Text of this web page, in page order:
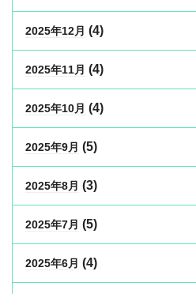
2025年12月 (4)
2025年11月 (4)
2025年10月 (4)
2025年9月 (5)
2025年8月 (3)
2025年7月 (5)
2025年6月 (4)